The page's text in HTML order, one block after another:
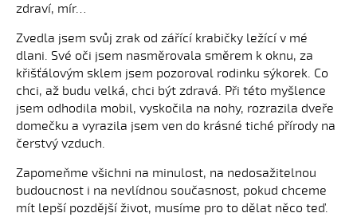
zdraví, mír…
Zvedla jsem svůj zrak od zářící krabičky ležící v mé
dlani. Své oči jsem nasměrovala směrem k oknu, za
křišťálovým sklem jsem pozoroval rodinku sýkorek. Co
chci, až budu velká, chci být zdravá. Při této myšlence
jsem odhodila mobil, vyskočila na nohy, rozrazila dveře
domečku a vyrazila jsem ven do krásné tiché přírody na
čerstvý vzduch.
Zapomeňme všichni na minulost, na nedosažitelnou
budoucnost i na nevlídnou současnost, pokud chceme
mít lepší pozdější život, musíme pro to dělat něco teď.